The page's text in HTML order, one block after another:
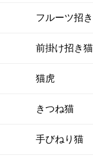
フルーツ招
前掛け招き猫
猫虎
きつね猫
手びねり猫